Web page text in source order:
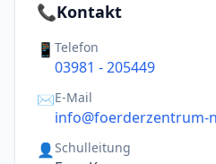
📞Kontakt
📱 Telefon
03981 - 205449
✉️E-Mail
info@foerderzentrum-
👤 Schulleitung